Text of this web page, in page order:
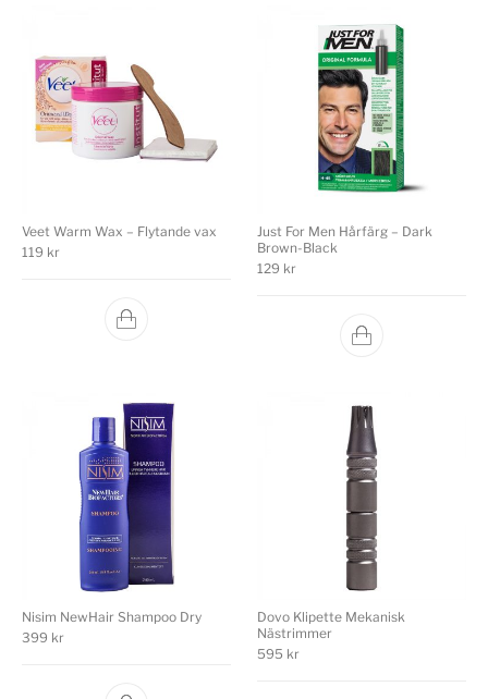
Veet Warm Wax – Flytande vax
119 kr
Just For Men Hårfärg – Dark
Brown-Black
129 kr
Nisim NewHair Shampoo Dry
399 kr
Dovo Klipette Mekanisk
Nästrimmer
595 kr